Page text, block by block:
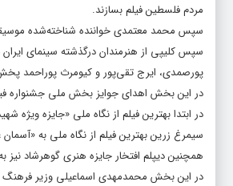
مردم فلسطین فیلم بسازند.
سپس محمد معتمدی خواننده شناخته‌شده موسیقی ایران به اجرای ۲ قطعه موسیقیایی با
سپس کلیپی از هنرمندان درگذشته سینمای
پورصمدی، ایرج تقی‌پور و کیومرث پوراحمد
در این بخش اهدای جوایز بخش ملی جشنواره
در ابتدا بهترین فیلم از نگاه ملی «جایزه
سیمرغ زرین بهترین فیلم از نگاه ملی به
همچنین دیپلم افتخار جایزه هنری گوهرشاد نیز
در این بخش محمدمهدی اسماعیلی وزیر فرهنگ